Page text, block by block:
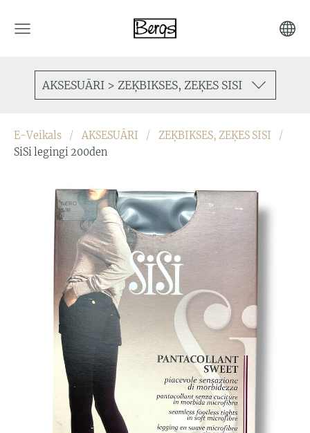
AKSESUĀRI > ZEĶBIKSES, ZEĶES SISI
E-Veikals AKSESUĀRI
ZEĶBIKSES, ZEĶES SISI
SiSi legingi 200den